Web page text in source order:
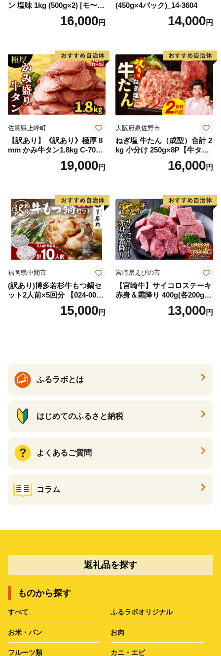
ン 塩味 1kg (500g×2) [モ〜ラ
ンド 宮城県 気仙沼市 205646
60] 肉 牛肉 精肉 牛たん 牛タ
厚切り タン
16,000円
(450g×4パック)_14-3604
14,000円
佐賀県上峰町
【訳あり】《訳あり》極厚 8
mm かみ牛タン1.8kg C-709-
19,000円
大阪府泉佐野市
ねぎ塩 牛たん（成型）合計 2
kg 小分け 250g×8P【牛タン
牛肉 焼肉用 薄切り 訳あり サ
16,000円
福岡県中間市
(訳あり)博多若杉牛もつ鍋セ
ット2人前×5回分 【024-002
15,000円
宮崎県えびの市
【宮崎牛】サイコロステーキ
赤身＆霜降り 400g(各200g×
１P 計2P) 真空パック 冷凍
13,000円
ふるラボとは
はじめてのふるさと納税
よくあるご質問
コラム
返礼品を探す
ものから探す
すべて ふるラボオリジナル
お米・パン お肉
フルーツ類 カニ・エビ